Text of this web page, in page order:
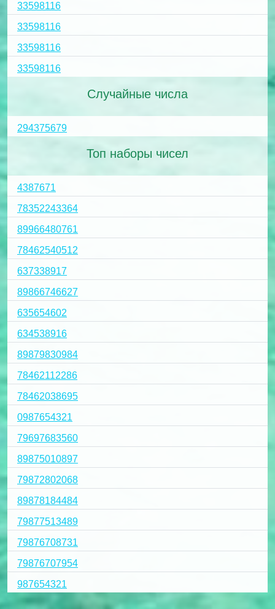
33598116
33598116
33598116
33598116
Случайные числа
294375679
Топ наборы чисел
4387671
78352243364
89966480761
78462540512
637338917
89866746627
635654602
634538916
89879830984
78462112286
78462038695
0987654321
79697683560
89875010897
79872802068
89878184484
79877513489
79876708731
79876707954
987654321